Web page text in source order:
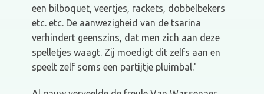
een bilboquet, veertjes, rackets, dobbelbekers
etc. etc. De aanwezigheid van de tsarina
verhindert geenszins, dat men zich aan deze
spelletjes waagt. Zij moedigt dit zelfs aan en
speelt zelf soms een partijtje pluimbal.'